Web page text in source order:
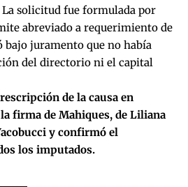
La solicitud fue formulada por
abreviado a requerimiento de
bajo juramento que no había
del directorio ni el capital
de la causa en
firma de Mahiques, de Liliana
y confirmó el
los imputados.